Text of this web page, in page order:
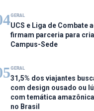
GERAL
UCS e Liga de Combate
firmam parceria para
Campus-Sede
GERAL
31,5% dos viajantes
com design ousado ou
com temática
no Brasil